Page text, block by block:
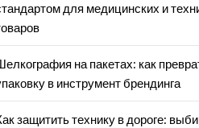
для медицинских и
на пакетах: как
в инструмент брендинга
защитить технику в дороге: